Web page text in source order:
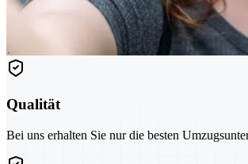
Qualität
Bei uns erhalten Sie nur die besten